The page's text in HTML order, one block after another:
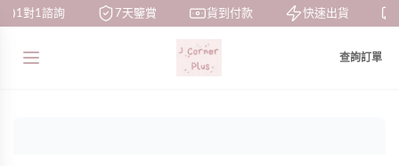
1對1諮詢 7天鑒賞 貨到付款 快速出貨
查詢訂單